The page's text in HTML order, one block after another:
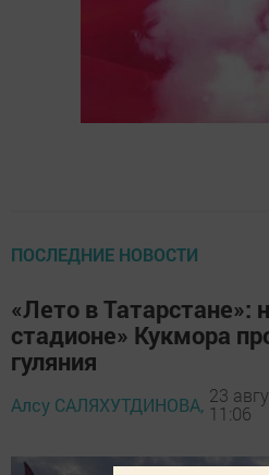
ПОСЛЕДНИЕ НОВОСТИ
«Лето в Татарстане»:
стадионе» Кукмора
гуляния
Алсу САЛЯХУТДИНОВА, 23
11:06